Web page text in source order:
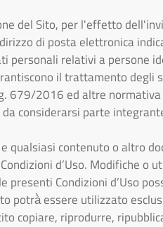
del Sito, per l'effetto
di posta elettronica
personali relativi a persone
il trattamento
679/2016 ed altre
considerarsi parte
qualsiasi contenuto o altro
d’Uso. Modifiche
presenti Condizioni d’Uso
potrà̀ essere utilizzato
copiare, riprodurre,